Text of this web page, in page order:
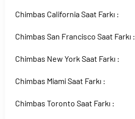
Chimbas California Saat Farkı :
Chimbas San Francisco Saat Farkı :
Chimbas New York Saat Farkı :
Chimbas Miami Saat Farkı :
Chimbas Toronto Saat Farkı :